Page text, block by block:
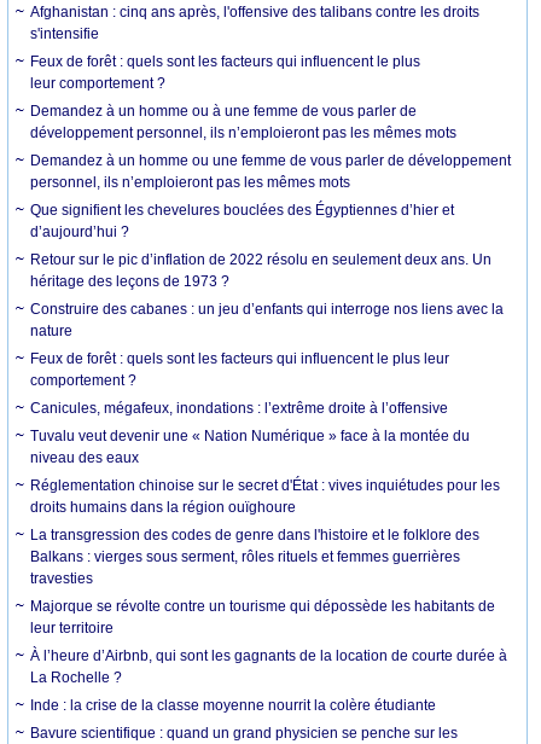
Afghanistan : cinq ans après, l'offensive des talibans contre les droits
s'intensifie
Feux de forêt : quels sont les facteurs qui influencent le plus
leur comportement ?
Demandez à un homme ou à une femme de vous parler de
développement personnel, ils n’emploieront pas les mêmes mots
Demandez à un homme ou une femme de vous parler de développement
personnel, ils n’emploieront pas les mêmes mots
Que signifient les chevelures bouclées des Égyptiennes d’hier et
d’aujourd’hui ?
Retour sur le pic d’inflation de 2022 résolu en seulement deux ans. Un
héritage des leçons de 1973 ?
Construire des cabanes : un jeu d’enfants qui interroge nos liens avec la
nature
Feux de forêt : quels sont les facteurs qui influencent le plus leur
comportement ?
Canicules, mégafeux, inondations : l’extrême droite à l’offensive
Tuvalu veut devenir une « Nation Numérique » face à la montée du
niveau des eaux
Réglementation chinoise sur le secret d'État : vives inquiétudes pour les
droits humains dans la région ouïghoure
La transgression des codes de genre dans l'histoire et le folklore des
Balkans : vierges sous serment, rôles rituels et femmes guerrières
travesties
Majorque se révolte contre un tourisme qui dépossède les habitants de
leur territoire
À l’heure d’Airbnb, qui sont les gagnants de la location de courte durée à
La Rochelle ?
Inde : la crise de la classe moyenne nourrit la colère étudiante
Bavure scientifique : quand un grand physicien se penche sur les